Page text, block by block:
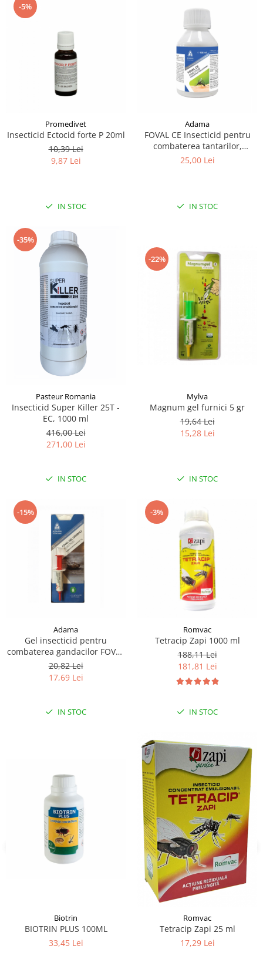
-5%
Promedivet
Insecticid Ectocid forte P 20ml
10,39 Lei
9,87 Lei
IN STOC
Adama
FOVAL CE Insecticid pentru
combaterea tantarilor,
mustelor, puricilor si
25,00 Lei
IN STOC
-35%
Pasteur Romania
Insecticid Super Killer 25T -
EC, 1000 ml
416,00 Lei
271,00 Lei
IN STOC
-22%
Mylva
Magnum gel furnici 5 gr
19,64 Lei
15,28 Lei
IN STOC
-15%
Adama
Gel insecticid pentru
combaterea gandacilor FOVAL
5G
20,82 Lei
17,69 Lei
IN STOC
-3%
Romvac
Tetracip Zapi 1000 ml
188,11 Lei
181,81 Lei
IN STOC
Biotrin
BIOTRIN PLUS 100ML
33,45 Lei
Romvac
Tetracip Zapi 25 ml
17,29 Lei